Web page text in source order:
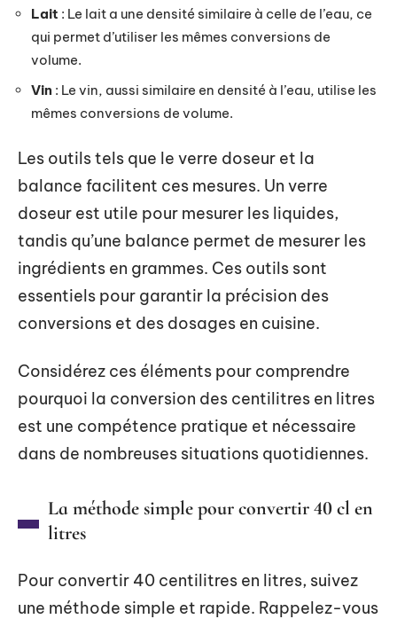
Lait : Le lait a une densité similaire à celle de l’eau, ce
qui permet d’utiliser les mêmes conversions de
volume.
Vin : Le vin, aussi similaire en densité à l’eau, utilise les
mêmes conversions de volume.
Les outils tels que le verre doseur et la
balance facilitent ces mesures. Un verre
doseur est utile pour mesurer les liquides,
tandis qu’une balance permet de mesurer les
ingrédients en grammes. Ces outils sont
essentiels pour garantir la précision des
conversions et des dosages en cuisine.
Considérez ces éléments pour comprendre
pourquoi la conversion des centilitres en litres
est une compétence pratique et nécessaire
dans de nombreuses situations quotidiennes.
La méthode simple pour convertir 40 cl en
litres
Pour convertir 40 centilitres en litres, suivez
une méthode simple et rapide. Rappelez-vous